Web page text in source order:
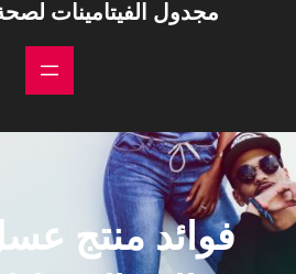
مجدول الفيتامينات
فوائد منتج